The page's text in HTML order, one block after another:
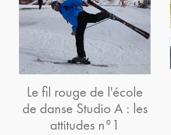
Le fil rouge de l'école
de danse Studio A : les
attitudes n°1